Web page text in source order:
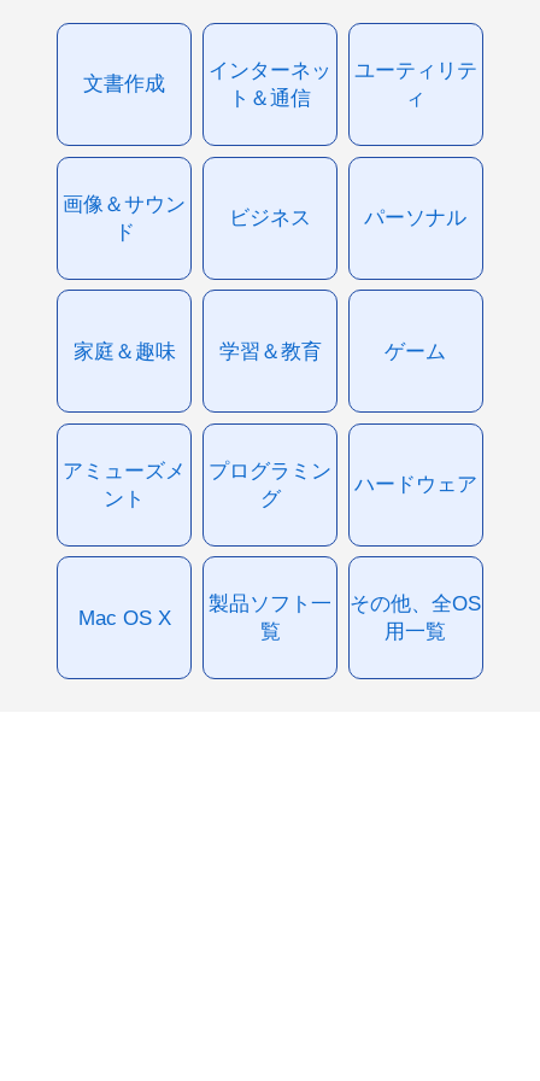
文書作成
インターネッ
ト＆通信
ユーティリテ
ィ
画像＆サウン
ド
ビジネス パーソナル
家庭＆趣味 学習＆教育 ゲーム
アミューズメ
ント
プログラミン
グ
ハードウェア
Mac OS X
製品ソフト一
覧
その他、全OS
用一覧